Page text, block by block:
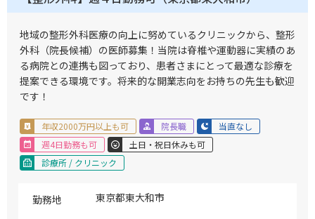
地域の整形外科医療の向上に努めているクリニックから、整形
外科（院長候補）の医師募集！当院は脊椎や運動器に実績のあ
る病院との連携も図っており、患者さまにとって最適な診療を
提案できる環境です。将来的な開業志向をお持ちの先生も歓迎
です！
年収2000万円以上も可 院長職
当直なし
週4日勤務も可
土日・祝日休みも可
診療所 / クリニック
勤務地 東京都東大和市